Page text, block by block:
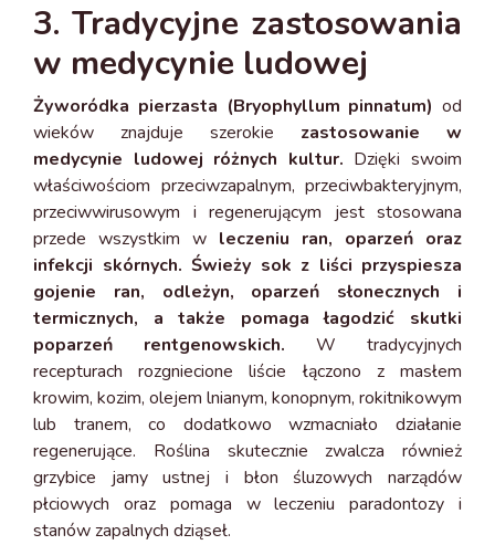
3. Tradycyjne zastosowania
w medycynie ludowej
Żyworódka pierzasta (Bryophyllum pinnatum) od
wieków znajduje szerokie zastosowanie w
medycynie ludowej różnych kultur. Dzięki swoim
właściwościom przeciwzapalnym, przeciwbakteryjnym,
przeciwwirusowym i regenerującym jest stosowana
przede wszystkim w leczeniu ran, oparzeń oraz
infekcji skórnych. Świeży sok z liści przyspiesza
gojenie ran, odleżyn, oparzeń słonecznych i
termicznych, a także pomaga łagodzić skutki
poparzeń rentgenowskich. W tradycyjnych
recepturach rozgniecione liście łączono z masłem
krowim, kozim, olejem lnianym, konopnym, rokitnikowym
lub tranem, co dodatkowo wzmacniało działanie
regenerujące. Roślina skutecznie zwalcza również
grzybice jamy ustnej i błon śluzowych narządów
płciowych oraz pomaga w leczeniu paradontozy i
stanów zapalnych dziąseł.